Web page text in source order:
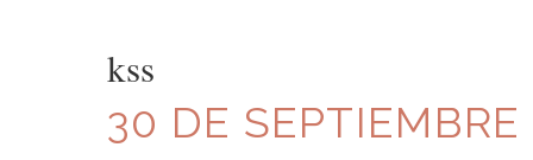
kss
30 DE